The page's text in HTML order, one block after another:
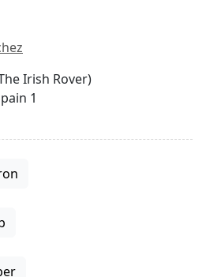
Irish Rover)
1